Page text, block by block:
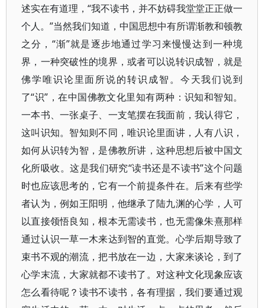
述实在有道理，“我不读书，并不妨碍我堂堂正正做一
个人。”当然我们知道，中国思想中有所谓渐教和顿教
之分，“渐”就是逐步地通过学习来慢慢达到一种境
界，一种突破性的境界，或者可以说转识成智，就是
佛学唯识论里面所说的转识成智。今天我们说到
了“识”，在中国佛教文化里知有两种：识知和智知。
一本书、一张桌子、一支笔摆在我面前，我认得它，
这叫识知。智知则不同，唯识论里面讲，人有八识，
如何从识转为智，是佛教所讲，这种思想后被中国文
化所吸收。这是我们研究“读书还是不读书”这个问题
时也应该思考的，它有一个前提条件在。后来有些学
者认为，例如王阳明，他继承了陆九渊的心学，人可
以直接领悟良知，根本无需读书，也无需像朱熹那样
通过认识一草一木来达到智的直觉。心学后期导致了
束书不观的潮流，把书放在一边，大家来谈论，到了
心学末流，大家就都不读书了。对这种文化现象应该
怎么看待呢？读书不读书，各有理据，我们要通过观